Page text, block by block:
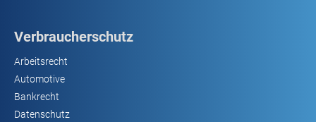
Verbraucherschutz
Arbeitsrecht
Automotive
Bankrecht
Datenschutz